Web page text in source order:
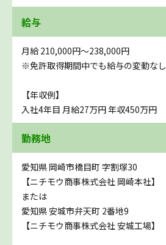
給与
月給 210,000円〜238,000円
※免許取得期間中でも給与の変動なし
【年収例】
入社4年目 月給27万円 年収450万円
勤務地
愛知県 岡崎市橋目町 字割塚30
【ニチモウ商事株式会社 岡崎本社】
または
愛知県 安城市弁天町 2番地9
【ニチモウ商事株式会社 安城工場】